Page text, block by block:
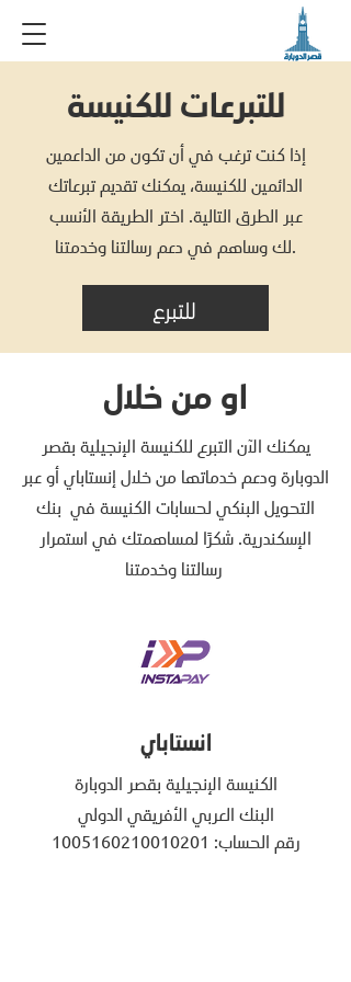
للتبرعات للكنيسة
إذا كنت ترغب في أن تكون من الداعمين
الدائمين للكنيسة، يمكنك تقديم تبرعاتك
عبر الطرق التالية. اختر الطريقة الأنسب
لك وساهم في دعم رسالتنا وخدمتنا.
للتبرع
او من خلال
يمكنك الآن التبرع للكنيسة الإنجيلية بقصر
الدوبارة ودعم خدماتها من خلال إنستاباي أو عبر
التحويل البنكي لحسابات الكنيسة في بنك
الإسكندرية. شكرًا لمساهمتك في استمرار
انستاباي
الكنيسة الإنجيلية بقصر الدوبارة
البنك العربي الأفريقي الدولي
رقم الحساب: 1005160210010201